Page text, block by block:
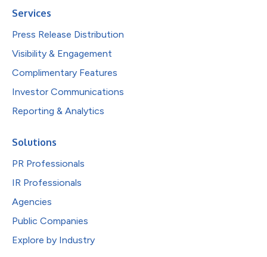
Services
Press Release Distribution
Visibility & Engagement
Complimentary Features
Investor Communications
Reporting & Analytics
Solutions
PR Professionals
IR Professionals
Agencies
Public Companies
Explore by Industry